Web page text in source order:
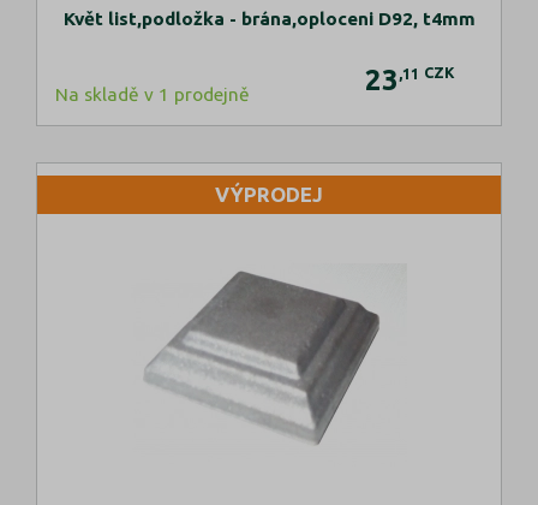
Květ list,podložka - brána,oploceni D92, t4mm
Na skladě v 1 prodejně 23 ,11 CZK
VÝPRODEJ